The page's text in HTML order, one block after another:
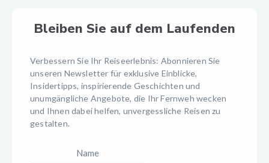
Bleiben Sie auf dem Laufenden
Verbessern Sie Ihr Reiseerlebnis: Abonnieren Sie
unseren Newsletter für exklusive Einblicke,
Insidertipps, inspirierende Geschichten und
unumgängliche Angebote, die Ihr Fernweh wecken
und Ihnen dabei helfen, unvergessliche Reisen zu
gestalten.
Name